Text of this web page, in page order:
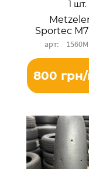
Sportec
1560М
1 шт.
800